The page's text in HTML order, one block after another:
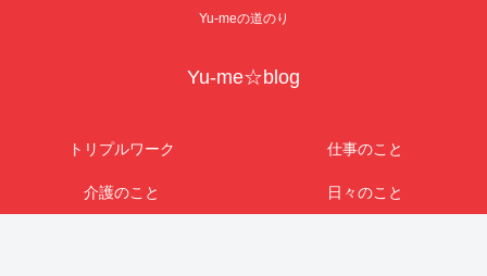
Yu-meの道のり
Yu-me☆blog
トリプルワーク 仕事のこと
介護のこと 日々のこと